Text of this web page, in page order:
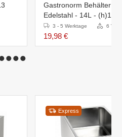
Gastronorm Behälter 1/
Edelstahl - 14L -
3 - 5 Werktage 6
19,98 €
Express